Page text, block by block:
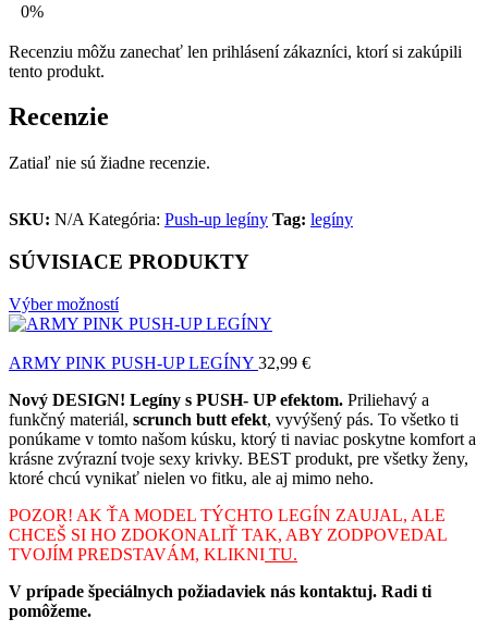
0%
Recenziu môžu zanechať len prihlásení zákazníci, ktorí si zakúpili
tento produkt.
Recenzie
Zatiaľ nie sú žiadne recenzie.
SKU: N/A Kategória: Push-up legíny Tag: legíny
SÚVISIACE PRODUKTY
Výber možností
ARMY PINK PUSH-UP LEGÍNY 32,99 €
Nový DESIGN! Legíny s PUSH- UP efektom. Priliehavý a
funkčný materiál, scrunch butt efekt, vyvýšený pás. To všetko ti
ponúkame v tomto našom kúsku, ktorý ti naviac poskytne komfort a
krásne zvýrazní tvoje sexy krivky. BEST produkt, pre všetky ženy,
ktoré chcú vynikať nielen vo fitku, ale aj mimo neho.
POZOR! AK ŤA MODEL TÝCHTO LEGÍN ZAUJAL, ALE
CHCEŠ SI HO ZDOKONALIŤ TAK, ABY ZODPOVEDAL
TVOJÍM PREDSTAVÁM, KLIKNI TU.
V prípade špeciálnych požiadaviek nás kontaktuj. Radi ti
pomôžeme.